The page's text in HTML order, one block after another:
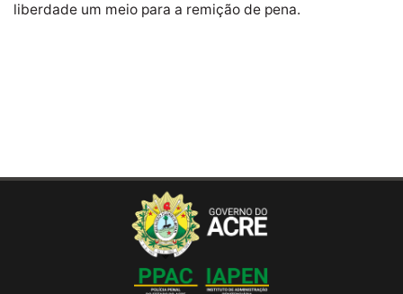
liberdade um meio para a remição de pena.